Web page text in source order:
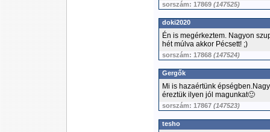
sorszám: 17869 (147525)
doki2020
Én is megérkeztem. Nagyon
hét múlva akkor Pécsett! ;)
sorszám: 17868 (147524)
Gergők
Mi is hazaértünk
éreztük ilyen jól magunkat🙂
sorszám: 17867 (147523)
tesho